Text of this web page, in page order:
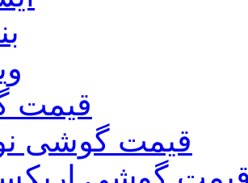
قیمت
قیمت گوشی